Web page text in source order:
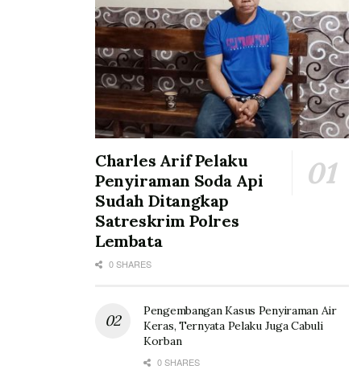
Charles Arif Pelaku
Penyiraman Soda Api
Sudah Ditangkap
Satreskrim Polres
Lembata
0 SHARES
Pengembangan Kasus Penyiraman Air
Keras, Ternyata Pelaku Juga Cabuli
Korban
0 SHARES